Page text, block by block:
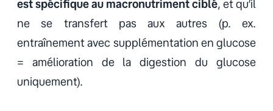
est spécifique au macronutriment ciblé, et qu’il
ne se transfert pas aux autres (p. ex.
entraînement avec supplémentation en glucose
= amélioration de la digestion du glucose
uniquement).